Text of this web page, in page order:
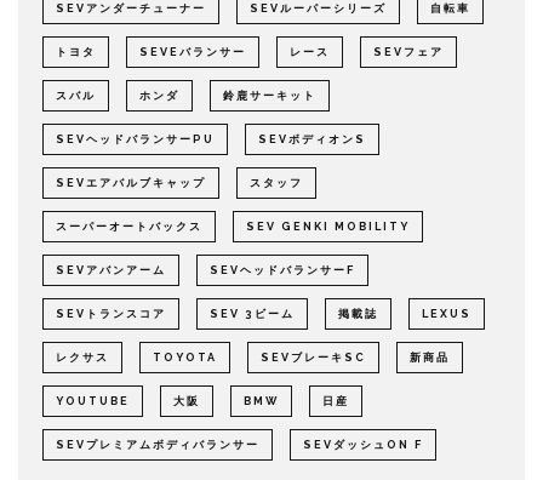
SEVアンダーチューナー SEVルーパーシリーズ 自転車
トヨタ SEVEバランサー レース SEVフェア
スバル ホンダ 鈴鹿サーキット
SEVヘッドバランサーPU SEVボディオンS
SEVエアバルブキャップ スタッフ
スーパーオートバックス SEV GENKI MOBILITY
SEVアバンアーム SEVヘッドバランサーF
SEVトランスコア SEV 3ビーム 掲載誌 LEXUS
レクサス TOYOTA SEVブレーキSC 新商品
YOUTUBE 大阪 BMW 日産
SEVプレミアムボディバランサー SEVダッシュON F